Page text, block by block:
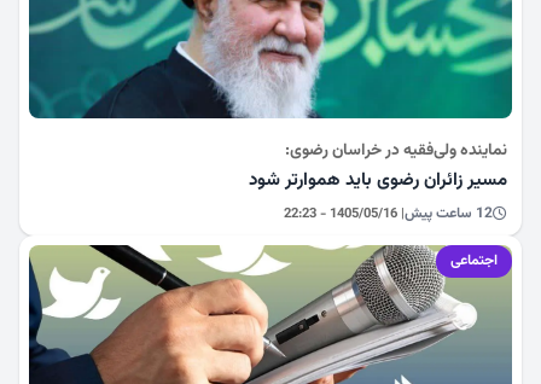
نماینده ولی‌فقیه در خراسان رضوی:
مسیر زائران رضوی باید هموارتر شود
12 ساعت پیش | 1405/05/16 - 22:23
اجتماعی